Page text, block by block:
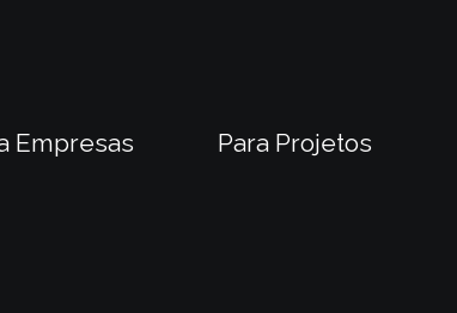
Empresas Para Projetos